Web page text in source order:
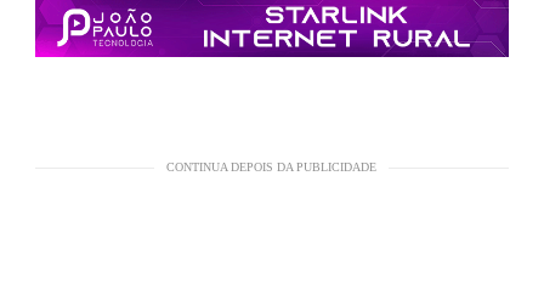
CONTINUA DEPOIS DA PUBLICIDADE